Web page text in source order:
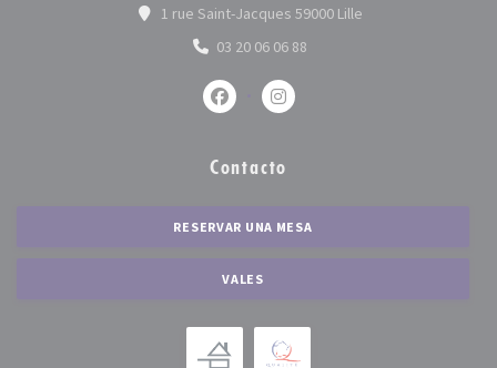
1 rue Saint-Jacques 59000 Lille((abre en una nueva
03 20 06 06 88
Facebook ((abre en una nueva
Instagram ((abre en una
Contacto
RESERVAR UNA MESA
VALES